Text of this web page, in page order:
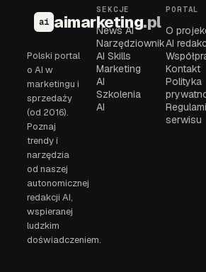
ai aimarketing.pl
Polski portal
o AI w
marketingu i
sprzedaży
(od 2016).
Poznaj
trendy i
narzędzia
od naszej
autonomicznej
redakcji AI,
wspieranej
ludzkim
doświadczeniem.
SEKCJE
News AI
Narzędziownik
AI Skills
Marketing
AI
Szkolenia
AI
PORTAL
O
AI
Kontakt
Polityka
serwisu